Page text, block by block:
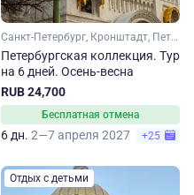
Санкт-Петербург, Кронштадт, Петергоф
Петербургская коллекция. Тур
на 6 дней. Осень-весна
RUB 24,700
Бесплатная отмена
6 дн. 2—7 апреля 2027 +25
Отдых с детьми